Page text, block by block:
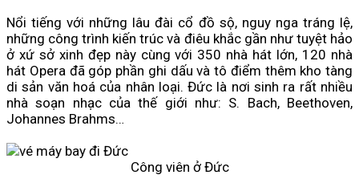
Nổi tiếng với những lâu đài cổ đồ sộ, nguy nga tráng lệ,
những công trình kiến trúc và điêu khắc gần như tuyệt hảo
ở xứ sở xinh đẹp này cùng với 350 nhà hát lớn, 120 nhà
hát Opera đã góp phần ghi dấu và tô điểm thêm kho tàng
di sản văn hoá của nhân loại. Đức là nơi sinh ra rất nhiều
nhà soạn nhạc của thế giới như: S. Bach, Beethoven,
Johannes Brahms…
Công viên ở Đức